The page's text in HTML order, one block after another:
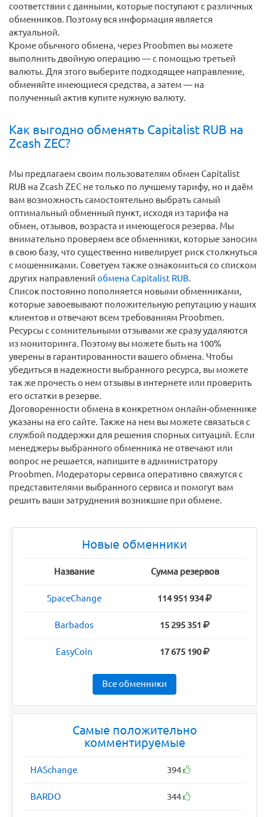
соответствии с данными, которые поступают с различных
обменников. Поэтому вся информация является
актуальной.
Кроме обычного обмена, через Proobmen вы можете
выполнить двойную операцию — с помощью третьей
валюты. Для этого выберите подходящее направление,
обменяйте имеющиеся средства, а затем — на
полученный актив купите нужную валюту.
Как выгодно обменять Capitalist RUB на
Zcash ZEC?
Мы предлагаем своим пользователям обмен Capitalist
RUB на Zcash ZEC не только по лучшему тарифу, но и даём
вам возможность самостоятельно выбрать самый
оптимальный обменный пункт, исходя из тарифа на
обмен, отзывов, возраста и имеющегося резерва. Мы
внимательно проверяем все обменники, которые заносим
в свою базу, что существенно нивелирует риск столкнуться
с мошенниками. Советуем также ознакомиться со списком
других направлений обмена Capitalist RUB.
Список постоянно пополняется новыми обменниками,
которые завоевывают положительную репутацию у наших
клиентов и отвечают всем требованиям Proobmen.
Ресурсы с сомнительными отзывами же сразу удаляются
из мониторинга. Поэтому вы можете быть на 100%
уверены в гарантированности вашего обмена. Чтобы
убедиться в надежности выбранного ресурса, вы можете
так же прочесть о нем отзывы в интернете или проверить
его остатки в резерве.
Договоренности обмена в конкретном онлайн-обменнике
указаны на его сайте. Также на нем вы можете связаться с
службой поддержки для решения спорных ситуаций. Если
менеджеры выбранного обменника не отвечают или
вопрос не решается, напишите в администратору
Proobmen. Модераторы сервиса оперативно свяжутся с
представителями выбранного сервиса и помогут вам
решить ваши затруднения возникшие при обмене.
Новые обменники
Название Сумма резервов
SpaceChange 114 951 934
Barbados 15 295 351
EasyCoin 17 675 190
Все обменники
Самые положительно
комментируемые
HASchange 394
BARDO 344